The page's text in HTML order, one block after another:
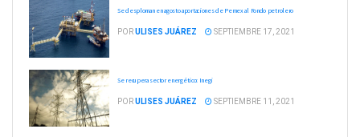
Se desploman en agosto aportaciones de Pemex al Fondo petrolero
PORULISES JUÁREZ SEPTIEMBRE 17, 2021
Se recupera sector energético: Inegi
PORULISES JUÁREZ SEPTIEMBRE 11, 2021